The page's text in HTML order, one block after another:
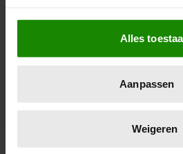
Als u het toestaat, willen we ook
Informatie verzamelen
locatie, die tot een paar
scannen op specifieke
verwerkt en stel uw voorkeuren in
Alles
Aanpassen
Weigeren
06/08/2026